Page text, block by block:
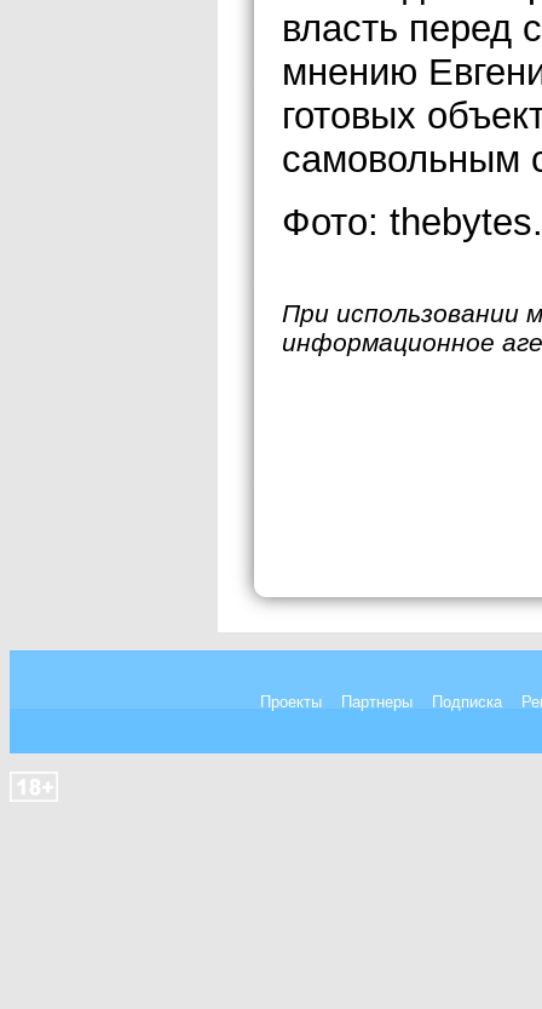
власть
мнению
готовых
самовольным
Фото:
При использовании
информационное
Проекты Партнеры Подписка